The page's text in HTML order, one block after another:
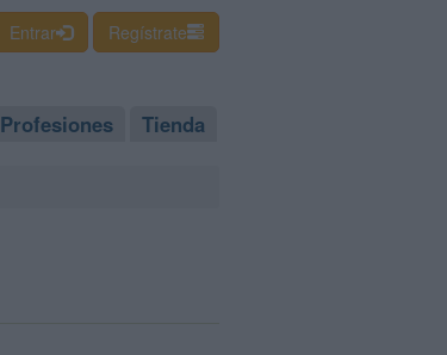
Entrar Regístrate
Profesiones Tienda